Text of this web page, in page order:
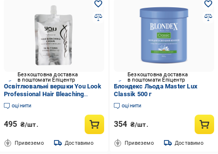
Безкоштовна доставка
в поштомати Епіцентр
Освітлювальні вершки You Look
Professional Hair Bleaching
Cream 250 г
оцінити
495 ₴/шт.
Привеземо Доставимо
Безкоштовна доставка
в поштомати Епіцентр
Блондекс Льода Master Lux
Classik 500 г
оцінити
354 ₴/шт.
Привеземо Доставимо